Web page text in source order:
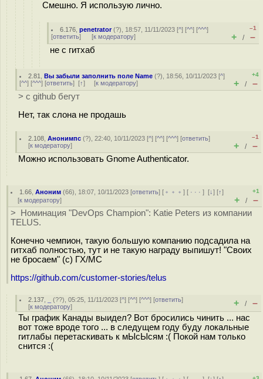
Смешно. Я использую лично.
6.176 ,penetrator(?), 18:57, 11/11/2023 [^] [^^] [^^^]
[ответить] [к модератору]
–1
+ / –
не с гитхаб
2.81 ,Вы забыли заполнить поле Name (?), 18:56, 10/11/2023 [^]
[^^] [^^^] [ответить] [↑] [к модератору]
+4
+ / –
> с github бегут
Нет, так слона не продашь
2.108 ,Анонимпс (?), 22:40, 10/11/2023 [^] [^^] [^^^] [ответить]
[к модератору]
–1
+ / –
Можно использовать Gnome Authenticator.
1.66 ,Аноним (66), 18:07, 10/11/2023 [ответить] [ ﹢﹢﹢] [ · · ·][↓] [↑]
[к модератору]
+1
+ / –
> Номинация "DevOps Champion": Katie Peters из компании
TELUS.
Конечно чемпион, такую большую компанию подсадила на
гитхаб полностью, тут и не такую награду выпишут! "Своих
не бросаем" (с) ГХ/МС
https://github.com/customer-stories/telus
2.137 (??), 05:25, 11/11/2023 [^] [^^] [^^^] [ответить]
[к модератору] + / –
Ты график Канады выидел? Вот бросились чинить ... нас
вот тоже вроде того ... в следущем году буду локальные
гитлабы перетаскивать к мЫсЫсям :( Покой нам только
снится :(